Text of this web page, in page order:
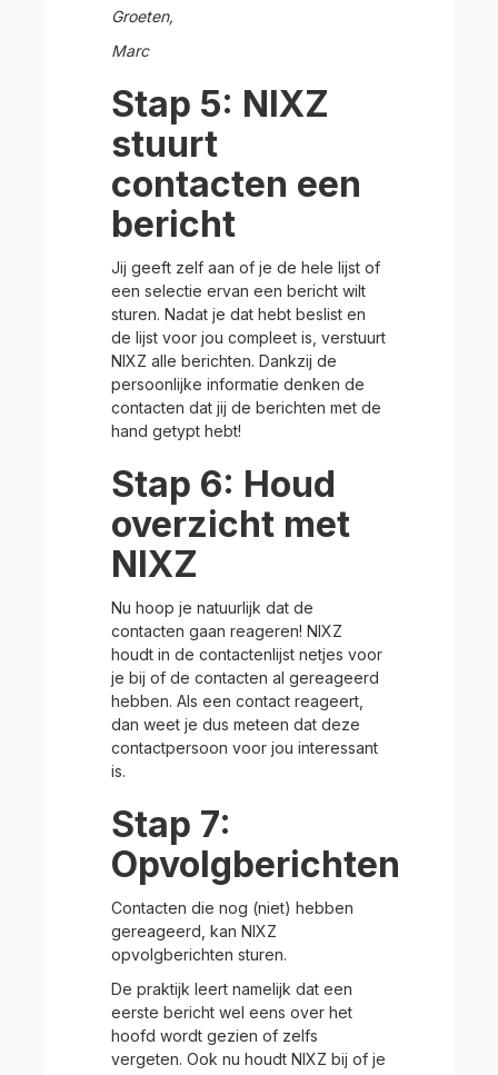
Groeten,
Marc
Stap 5: NIXZ
stuurt
contacten een
bericht
Jij geeft zelf aan of je de hele lijst of
een selectie ervan een bericht wilt
sturen. Nadat je dat hebt beslist en
de lijst voor jou compleet is, verstuurt
NIXZ alle berichten. Dankzij de
persoonlijke informatie denken de
contacten dat jij de berichten met de
hand getypt hebt!
Stap 6: Houd
overzicht met
NIXZ
Nu hoop je natuurlijk dat de
contacten gaan reageren! NIXZ
houdt in de contactenlijst netjes voor
je bij of de contacten al gereageerd
hebben. Als een contact reageert,
dan weet je dus meteen dat deze
contactpersoon voor jou interessant
is.
Stap 7:
Opvolgberichten
Contacten die nog (niet) hebben
gereageerd, kan NIXZ
opvolgberichten sturen.
De praktijk leert namelijk dat een
eerste bericht wel eens over het
hoofd wordt gezien of zelfs
vergeten. Ook nu houdt NIXZ bij of je